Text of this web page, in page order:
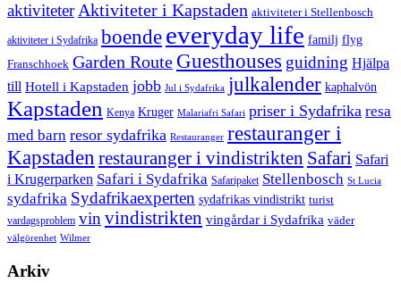
aktiviteterAktiviteter i Kapstaden aktiviteter i Stellenbosch
aktiviteter i Sydafrika boende everyday life familj flyg
Franschhoek Garden Route Guesthouses guidning Hjälpa
till Hotell i Kapstaden jobb Jul i Sydafrika julkalender kaphalvön
Kapstaden Kenya Kruger Malariafri Safari priser i Sydafrika resa
med barn resor sydafrika Restauranger restauranger i
Kapstaden restauranger i vindistrikten Safari Safari
i Krugerparken Safari i Sydafrika Safaripaket Stellenbosch St Lucia
sydafrika Sydafrikaexperten sydafrikas vindistrikt turist
vardagsproblem vinvindistrikten vingårdar i Sydafrika väder
välgörenhet Wilmer
Arkiv